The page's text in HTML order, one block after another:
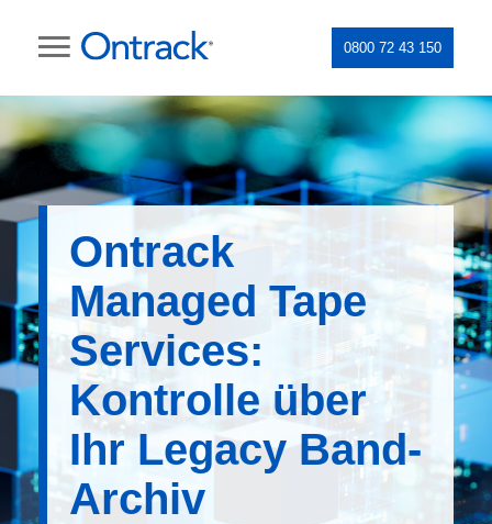
0800 72 43 150
Ontrack
Managed Tape
Services:
Kontrolle über
Ihr Legacy Band-
Archiv